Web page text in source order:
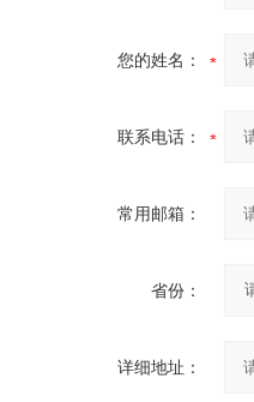
您的姓名：
联系电话：
常用邮箱：
省份：
详细地址：